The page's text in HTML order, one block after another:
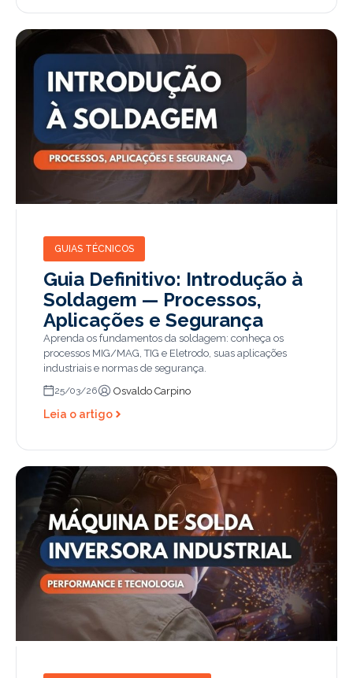
GUIAS TÉCNICOS
Guia Definitivo: Introdução à
Soldagem — Processos,
Aplicações e Segurança
Aprenda os fundamentos da soldagem: conheça os
processos MIG/MAG, TIG e Eletrodo, suas aplicações
industriais e normas de segurança.
25/03/26 Osvaldo Carpino
Leia o artigo